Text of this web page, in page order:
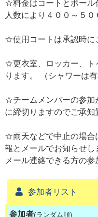
☆料金はコートとボール
人数により４００～５０
☆使用コートは承認時に
☆更衣室、ロッカー、ト
ります。 （シャワーは有
☆チームメンバーの参加
に締切りますのでご承知
☆雨天などで中止の場合
報とメールでお知らせし
メール連絡できる方の参
参加者リスト
参加者(ランダム順)